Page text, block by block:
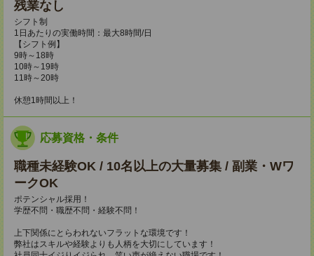
残業なし
シフト制
1日あたりの実働時間：最大8時間/日
【シフト例】
9時～18時
10時～19時
11時～20時
休憩1時間以上！
応募資格・条件
職種未経験OK / 10名以上の大量募集 / 副業・Wワ
ークOK
ポテンシャル採用！
学歴不問・職歴不問・経験不問！
上下関係にとらわれないフラットな環境です！
弊社はスキルや経験よりも人柄を大切にしています！